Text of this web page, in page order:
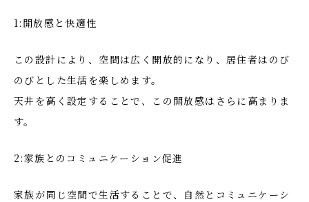
1:開放感と快適性
この設計により、空間は広く開放的になり、居住者はのび
のびとした生活を楽しめます。
天井を高く設定することで、この開放感はさらに高まりま
す。
2:家族とのコミュニケーション促進
家族が同じ空間で生活することで、自然とコミュニケーシ